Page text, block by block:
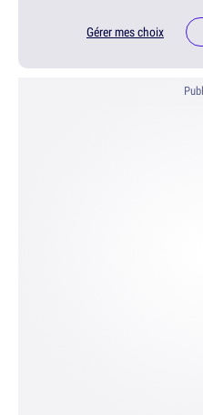
Gérer mes choix